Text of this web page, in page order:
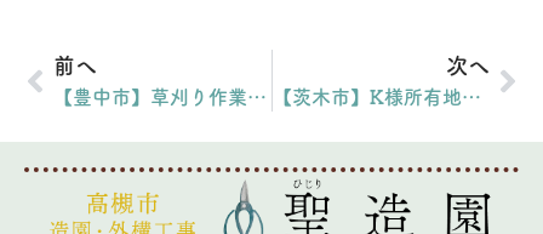
前へ
【豊中市】草刈り作業でお庭全体をすっきり整えました｜M様邸（2025年12月）
次へ
【茨木市】K様所有地の雑草をすっきり整えました｜K様邸（2026年1月）